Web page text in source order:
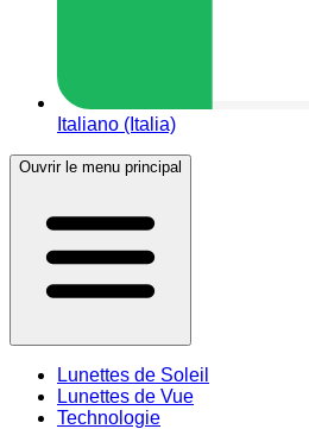
Italiano (Italia)
Ouvrir le menu principal
Lunettes de Soleil
Lunettes de Vue
Technologie